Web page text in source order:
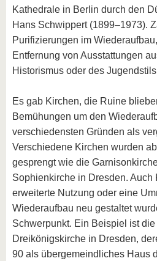
Kathedrale in Berlin durch den
Hans Schwippert (1899–1973).
Purifizierungen im
Entfernung von Ausstattungen
Historismus oder des
Es gab Kirchen, die Ruine
Bemühungen um den
verschiedensten Gründen als
Verschiedene Kirchen wurden
gesprengt wie die
Sophienkirche in Dresden. Auch
erweiterte Nutzung oder eine
Wiederaufbau neu gestaltet
Schwerpunkt. Ein Beispiel ist
Dreikönigskirche in Dresden,
90 als übergemeindliches Haus